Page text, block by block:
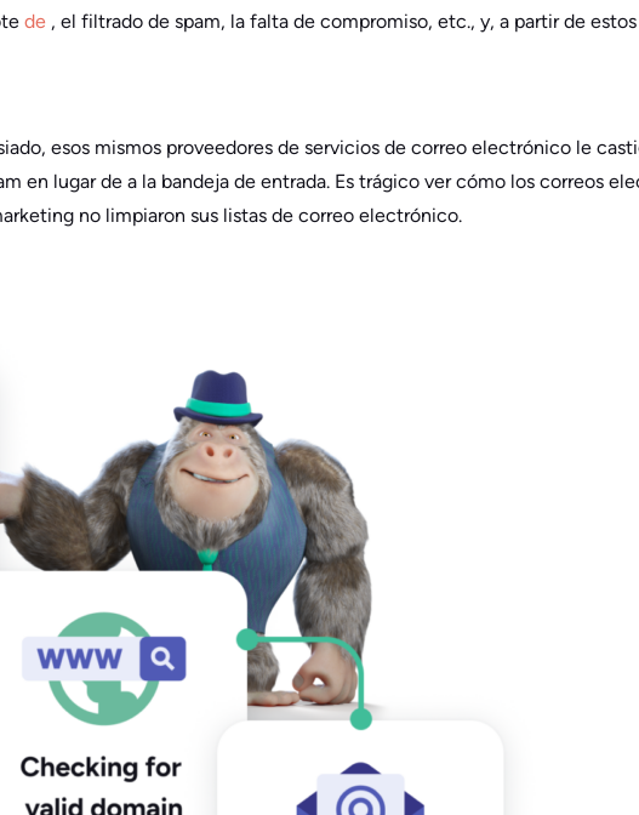
de , el filtrado de spam, la falta de compromiso, etc., y, a partir de
esos mismos proveedores de servicios de correo electrónico le
en lugar de a la bandeja de entrada. Es trágico ver cómo los correos
no limpiaron sus listas de correo electrónico.